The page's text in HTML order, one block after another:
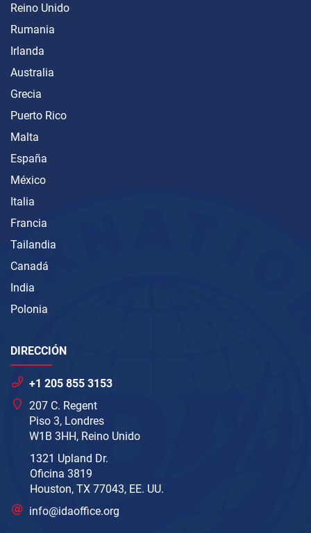
Reino Unido
Rumania
Irlanda
Australia
Grecia
Puerto Rico
Malta
España
México
Italia
Francia
Tailandia
Canadá
India
Polonia
DIRECCIÓN
+1 205 855 3153
207 C. Regent
Piso 3, Londres
W1B 3HH, Reino Unido
1321 Upland Dr.
Oficina 3819
Houston, TX 77043, EE. UU.
info@idaoffice.org